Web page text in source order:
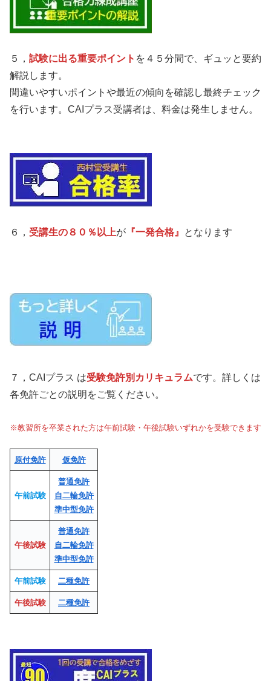
５， 試験に出る重要ポイント を４５分間で、ギュッと要約
解説します。
間違いやすいポイントや最近の傾向を確認し最終チェック
を行います。CAIプラス受講者は、料金は発生しません。
６， 受講生の８０％以上が 『一発合格』 となります
７，CAIプラス は受験免許別カリキュラムです。詳しくは
各免許ごとの説明をご覧ください。
※教習所を卒業された方は午前試験・午後試験いずれかを受験できます
原付免許 仮免許
午前試験
普通免許
自二輪免許
準中型免許
午後試験
普通免許
自二輪免許
準中型免許
午前試験 二種免許
午後試験 二種免許